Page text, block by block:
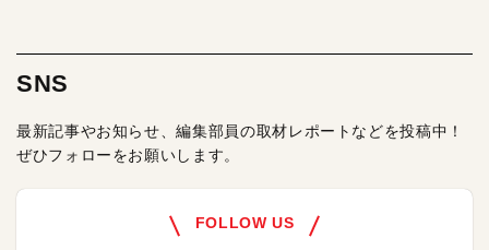
SNS
最新記事やお知らせ、編集部員の取材レポートなどを投稿中！
ぜひフォローをお願いします。
FOLLOW US